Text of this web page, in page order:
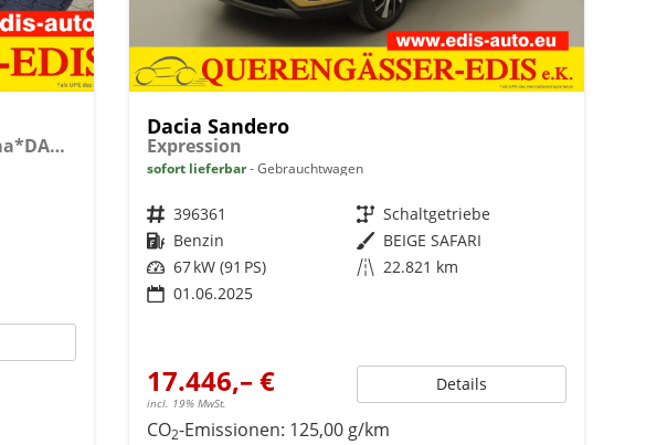
Essential TCe 100 MJ26 Tempomat*Klima*DAB*PDC
Dacia Sandero
Expression
sofort lieferbar Gebrauchtwagen
Fahrzeugnr. 396361 Getriebe Schaltgetriebe
Kraftstoff Benzin Außenfarbe BEIGE SAFARI
Leistung 67 kW (91 PS) Kilometerstand 22.821 km
01.06.2025
17.446,– €
incl. 19% MwSt.
Details
CO2-Emissionen: 125,00 g/km